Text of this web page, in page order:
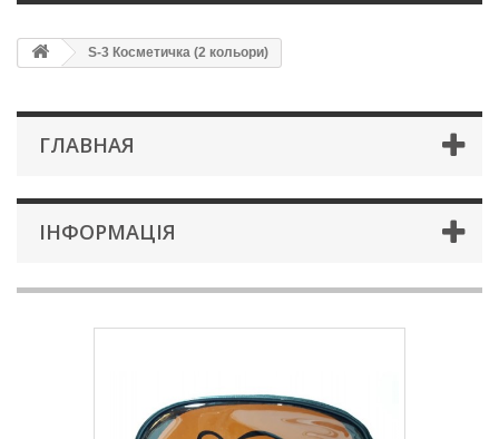
S-3 Косметичка (2 кольори)
ГЛАВНАЯ
ІНФОРМАЦІЯ